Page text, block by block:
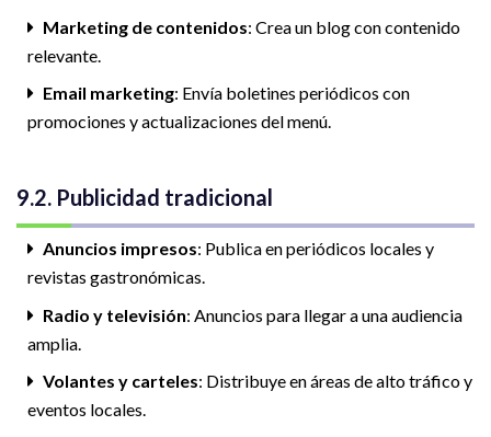
Marketing de contenidos: Crea un blog con contenido
relevante.
Email marketing: Envía boletines periódicos con
promociones y actualizaciones del menú.
9.2. Publicidad tradicional
Anuncios impresos: Publica en periódicos locales y
revistas gastronómicas.
Radio y televisión: Anuncios para llegar a una audiencia
amplia.
Volantes y carteles: Distribuye en áreas de alto tráfico y
eventos locales.